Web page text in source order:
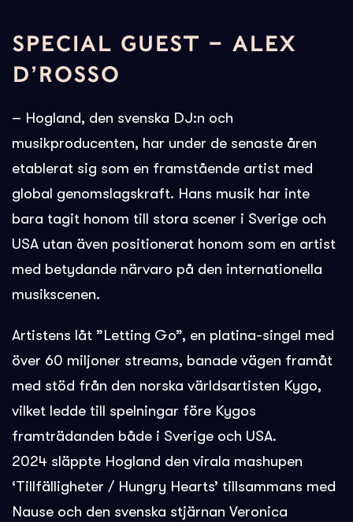
SPECIAL GUEST – ALEX
D’ROSSO
– Hogland, den svenska DJ:n och
musikproducenten, har under de senaste åren
etablerat sig som en framstående artist med
global genomslagskraft. Hans musik har inte
bara tagit honom till stora scener i Sverige och
USA utan även positionerat honom som en artist
med betydande närvaro på den internationella
musikscenen.
Artistens låt ”Letting Go”, en platina-singel med
över 60 miljoner streams, banade vägen framåt
med stöd från den norska världsartisten Kygo,
vilket ledde till spelningar före Kygos
framträdanden både i Sverige och USA.
2024 släppte Hogland den virala mashupen
‘Tillfälligheter / Hungry Hearts’ tillsammans med
Nause och den svenska stjärnan Veronica